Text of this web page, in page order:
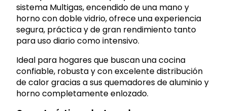
sistema Multigas, encendido de una mano y
horno con doble vidrio, ofrece una experiencia
segura, práctica y de gran rendimiento tanto
para uso diario como intensivo.
Ideal para hogares que buscan una cocina
confiable, robusta y con excelente distribución
de calor gracias a sus quemadores de aluminio y
horno completamente enlozado.